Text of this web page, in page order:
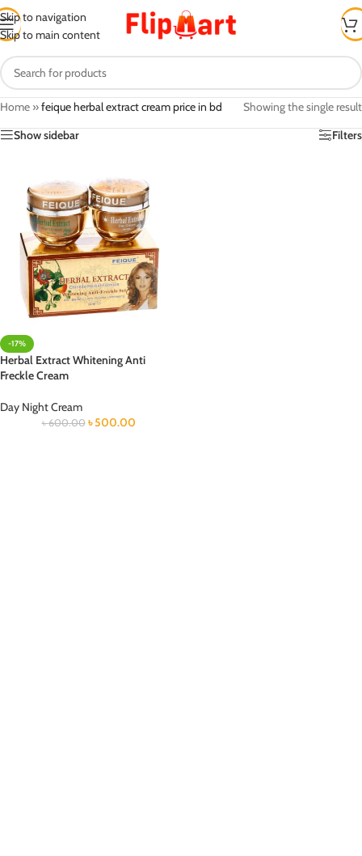
Skip to navigation
Skip to main content
Home »feique herbal extract cream price in bd
Showing the single result
Show sidebar
Filters
-17%
Herbal Extract Whitening Anti
Freckle Cream
Day Night Cream
৳600.00 ৳500.00